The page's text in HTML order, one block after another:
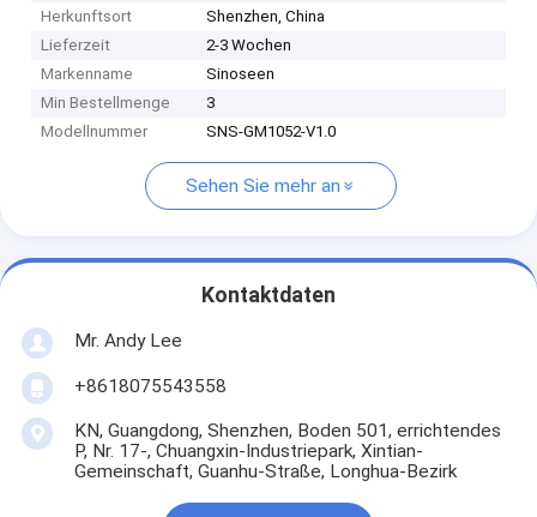
Herkunftsort
Shenzhen, China
Lieferzeit
2-3 Wochen
Markenname
Sinoseen
Min Bestellmenge
3
Modellnummer
SNS-GM1052-V1.0
Sehen Sie mehr an
Kontaktdaten
Mr. Andy Lee
+8618075543558
KN, Guangdong, Shenzhen, Boden 501, errichtendes
P, Nr. 17-, Chuangxin-Industriepark, Xintian-
Gemeinschaft, Guanhu-Straße, Longhua-Bezirk